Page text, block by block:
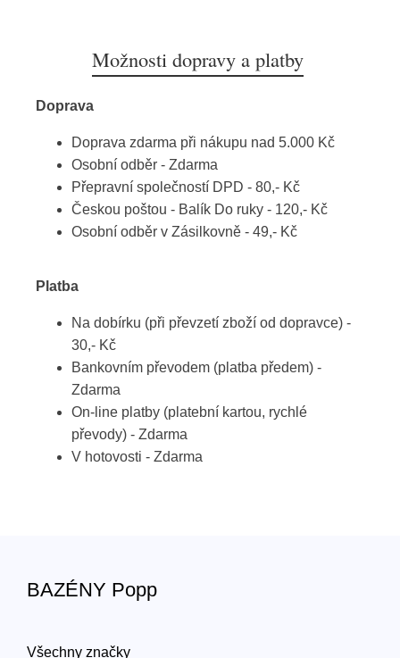
Možnosti dopravy a platby
Doprava
Doprava zdarma při nákupu nad 5.000 Kč
Osobní odběr - Zdarma
Přepravní společností DPD - 80,- Kč
Českou poštou - Balík Do ruky - 120,- Kč
Osobní odběr v Zásilkovně - 49,- Kč
Platba
Na dobírku (při převzetí zboží od dopravce) -
30,- Kč
Bankovním převodem (platba předem) -
Zdarma
On-line platby (platební kartou, rychlé
převody) - Zdarma
V hotovosti - Zdarma
BAZÉNY Popp
Všechny značky